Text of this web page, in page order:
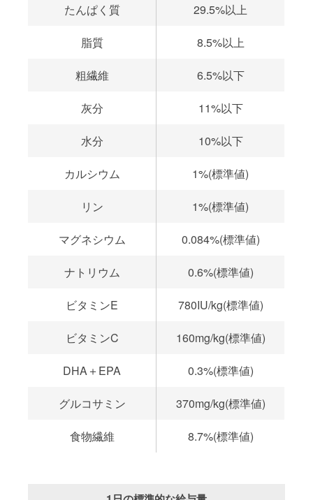
たんぱく質 29.5%以上
脂質 8.5%以上
粗繊維 6.5%以下
灰分 11%以下
水分 10%以下
カルシウム 1%(標準値)
リン 1%(標準値)
マグネシウム 0.084%(標準値)
ナトリウム 0.6%(標準値)
ビタミンE 780IU/kg(標準値)
ビタミンC 160mg/kg(標準値)
DHA＋EPA 0.3%(標準値)
グルコサミン 370mg/kg(標準値)
食物繊維 8.7%(標準値)